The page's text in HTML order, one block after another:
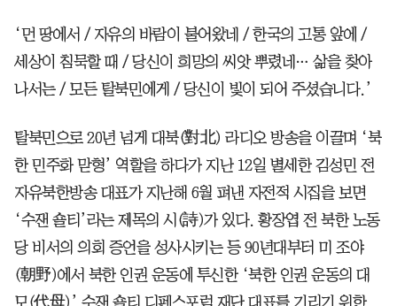
‘먼 땅에서 / 자유의 바람이 불어왔네 / 한국의 고통 앞에 /
세상이 침묵할 때 / 당신이 희망의 씨앗 뿌렸네… 삶을 찾아
나서는 / 모든 탈북민에게 / 당신이 빛이 되어 주셨습니다.’
탈북민으로 20년 넘게 대북(對北) 라디오 방송을 이끌며 ‘북
한 민주화 맏형’ 역할을 하다가 지난 12일 별세한 김성민 전
자유북한방송 대표가 지난해 6월 펴낸 자전적 시집을 보면
‘수잰 숄티’라는 제목의 시(詩)가 있다. 황장엽 전 북한 노동
당 비서의 의회 증언을 성사시키는 등 90년대부터 미 조야
(朝野)에서 북한 인권 운동에 투신한 ‘북한 인권 운동의 대
모(代母)’ 수잰 숄티 디펜스포럼 재단 대표를 기리기 위한